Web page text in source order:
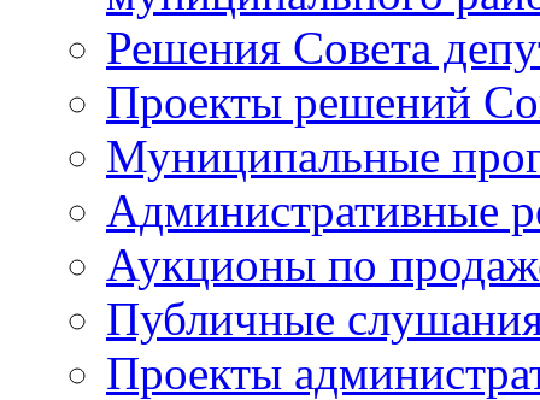
Решения Совета
Проекты решений
Муниципальные
Административные
Аукционы по
Публичные
Проекты